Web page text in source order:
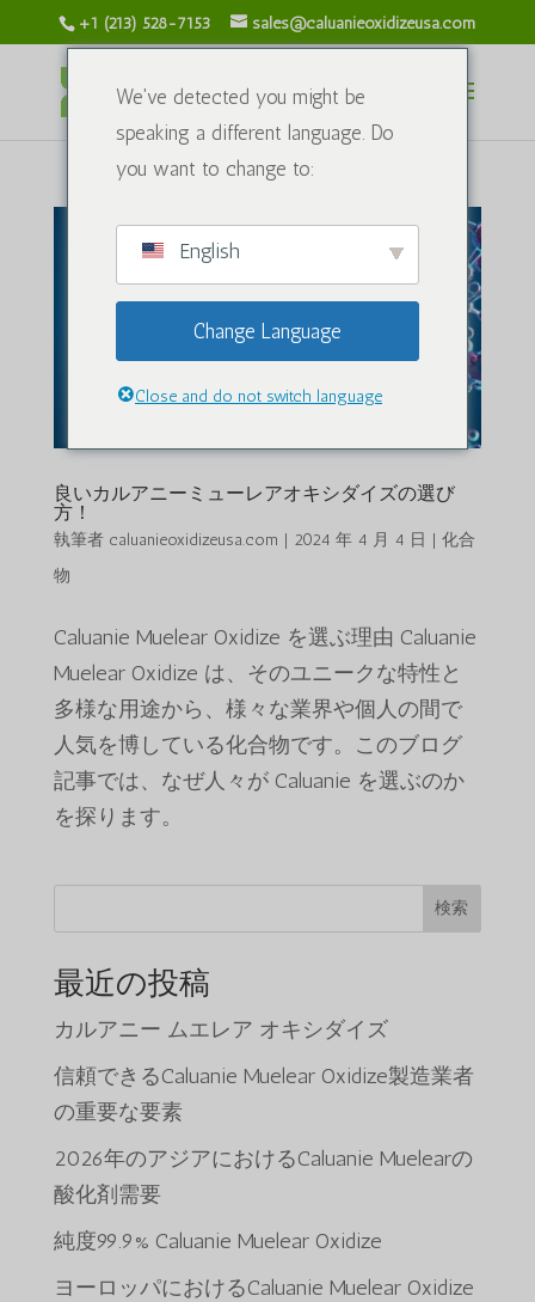
+1 (213) 528-7153 sales@caluanieoxidizeusa.com
良いカルアニーミューレアオキシダイズの選び
方！
執筆者 caluanieoxidizeusa.com | 2024 年 4 月 4 日 | 化合
物
Caluanie Muelear Oxidize を選ぶ理由 Caluanie
Muelear Oxidize は、そのユニークな特性と
多様な用途から、様々な業界や個人の間で
人気を博している化合物です。このブログ
記事では、なぜ人々が Caluanie を選ぶのか
を探ります。
検索
最近の投稿
カルアニー ムエレア オキシダイズ
信頼できるCaluanie Muelear Oxidize製造業者
の重要な要素
2026年のアジアにおけるCaluanie Muelearの
酸化剤需要
純度99.9% Caluanie Muelear Oxidize
ヨーロッパにおけるCaluanie Muelear Oxidize
We've detected you might be
speaking a different language. Do
you want to change to:
English
Change Language
Close and do not switch language